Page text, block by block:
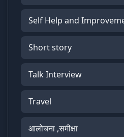
Self Help and
Short story
Talk Interview
Travel
आलोचना ,समीक्षा